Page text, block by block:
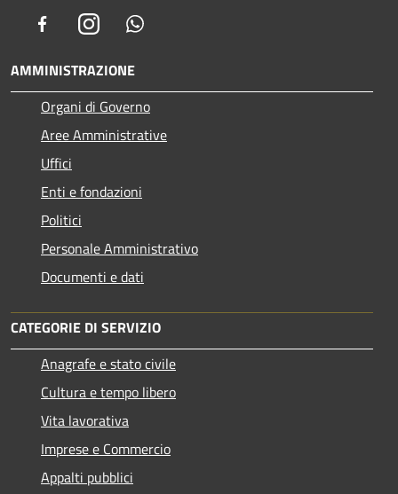
FacebookInstagram
AMMINISTRAZIONE
Organi di Governo
Aree Amministrative
Uffici
Enti e fondazioni
Politici
Personale Amministrativo
Documenti e dati
CATEGORIE DI SERVIZIO
Anagrafe e stato civile
Cultura e tempo libero
Vita lavorativa
Imprese e Commercio
Appalti pubblici